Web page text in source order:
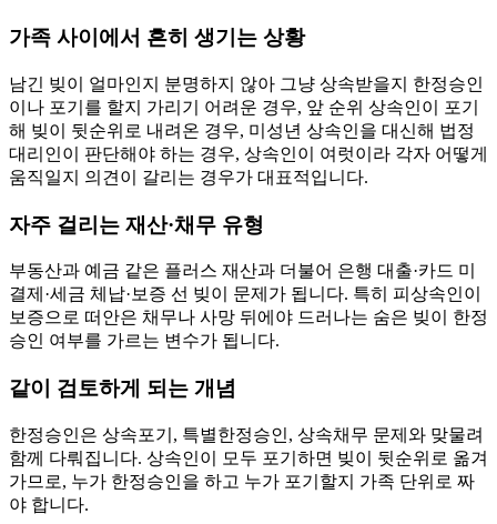
가족 사이에서 흔히 생기는 상황
남긴 빚이 얼마인지 분명하지 않아 그냥 상속받을지 한정승인
이나 포기를 할지 가리기 어려운 경우, 앞 순위 상속인이 포기
해 빚이 뒷순위로 내려온 경우, 미성년 상속인을 대신해 법정
대리인이 판단해야 하는 경우, 상속인이 여럿이라 각자 어떻게
움직일지 의견이 갈리는 경우가 대표적입니다.
자주 걸리는 재산·채무 유형
부동산과 예금 같은 플러스 재산과 더불어 은행 대출·카드 미
결제·세금 체납·보증 선 빚이 문제가 됩니다. 특히 피상속인이
보증으로 떠안은 채무나 사망 뒤에야 드러나는 숨은 빚이 한정
승인 여부를 가르는 변수가 됩니다.
같이 검토하게 되는 개념
한정승인은 상속포기, 특별한정승인, 상속채무 문제와 맞물려
함께 다뤄집니다. 상속인이 모두 포기하면 빚이 뒷순위로 옮겨
가므로, 누가 한정승인을 하고 누가 포기할지 가족 단위로 짜
야 합니다.